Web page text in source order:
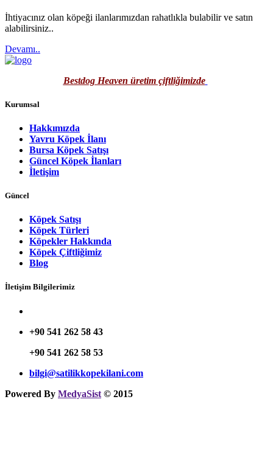
İhtiyacınız olan köpeği ilanlarımızdan rahatlıkla bulabilir ve satın
alabilirsiniz..
Devamı..
Bestdog Heaven üretim çiftliğimizde
Kurumsal
Hakkımızda
Yavru Köpek İlanı
Bursa Köpek Satışı
Güncel Köpek İlanları
İletişim
Güncel
Köpek Satışı
Köpek Türleri
Köpekler Hakkında
Köpek Çiftliğimiz
Blog
İletişim Bilgilerimiz
+90 541 262 58 43
+90 541 262 58 53
bilgi@satilikkopekilani.com
Powered By MedyaSist © 2015